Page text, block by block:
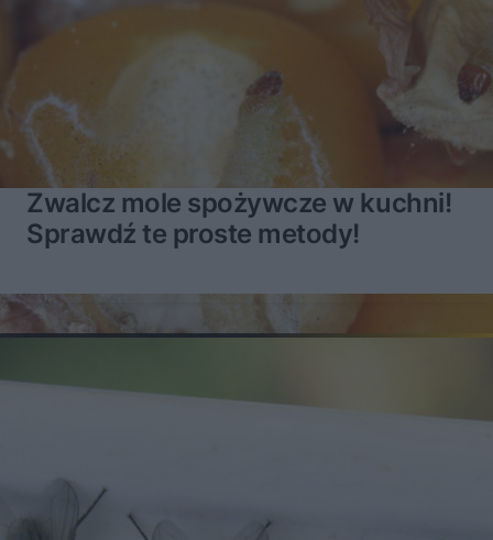
Zwalcz mole spożywcze w kuchni!
Sprawdź te proste metody!